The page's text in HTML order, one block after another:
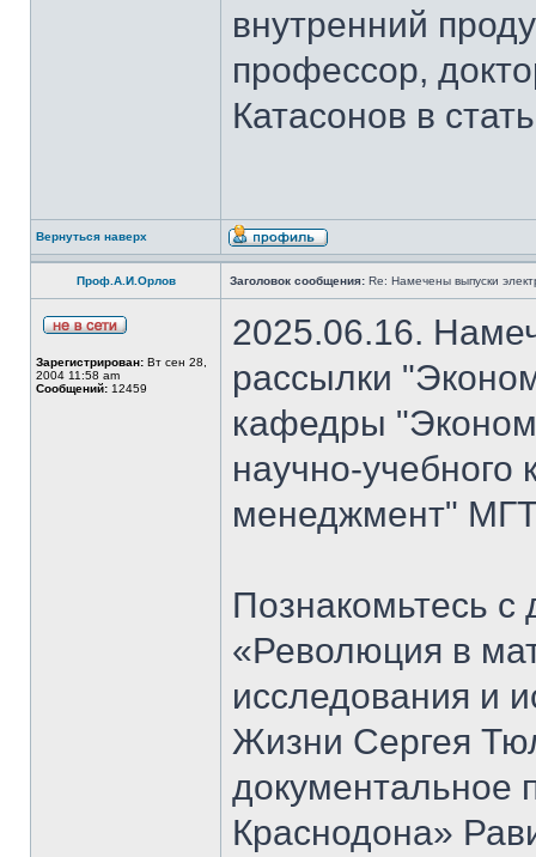
внутренний
профессор,
Катасонов в
Вернуться наверх
Проф.А.И.Орлов Заголовок сообщения: Re: Намечены выпуски
Зарегистрирован: Вт сен 28,
2004 11:58 am
Сообщений: 12459
2025.06.16.
рассылки
кафедры
научно-
менеджмент"
Познакомьтесь
«Революция в
исследования и
Жизни Сергея
документальное
Краснодона»